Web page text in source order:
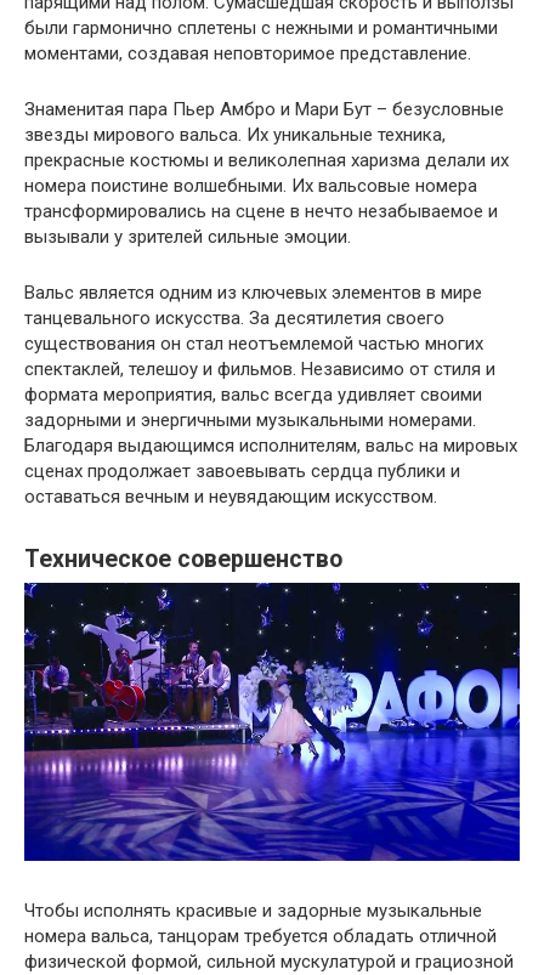
были гармонично сплетены с нежными и романтичными
моментами, создавая неповторимое представление.
Знаменитая пара Пьер Амбро и Мари Бут – безусловные
звезды мирового вальса. Их уникальные техника,
прекрасные костюмы и великолепная харизма делали их
номера поистине волшебными. Их вальсовые номера
трансформировались на сцене в нечто незабываемое и
вызывали у зрителей сильные эмоции.
Вальс является одним из ключевых элементов в мире
танцевального искусства. За десятилетия своего
существования он стал неотъемлемой частью многих
спектаклей, телешоу и фильмов. Независимо от стиля и
формата мероприятия, вальс всегда удивляет своими
задорными и энергичными музыкальными номерами.
Благодаря выдающимся исполнителям, вальс на мировых
сценах продолжает завоевывать сердца публики и
оставаться вечным и неувядающим искусством.
Техническое совершенство
Чтобы исполнять красивые и задорные музыкальные
номера вальса, танцорам требуется обладать отличной
физической формой, сильной мускулатурой и грациозной